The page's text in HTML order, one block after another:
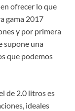
ofrecer lo que
gama 2017
y por primera
supone una
que podemos
de 2.0 litros es
ideales